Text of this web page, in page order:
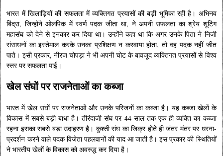
भारत में खिलाड़ियों की सफलता में व्यक्तिगत प्रयासों की बड़ी भूमिका रही है। अभिनव
बिंद्रा, जिन्होंने ओलंपिक में स्वर्ण पदक जीता था, ने अपनी सफलता का श्रेय शूटिंग
महासंघ को देने से इनकार कर दिया था। उन्होंने कहा था कि अगर उनके पिता ने निजी
संसाधनों का इस्तेमाल करके उनका प्रशिक्षण न करवाया होता, तो वह पदक नहीं जीत
पाते। इसी प्रकार, नीरज चोपड़ा ने भी अपनी चोट के बावजूद व्यक्तिगत प्रयासों से विश्व
स्तर पर सफलता पाई।
खेल संघों पर राजनेताओं का कब्जा
भारत में खेल संघों पर राजनेताओं और उनके परिजनों का कब्जा है। यह कब्जा खेलों के
विकास में सबसे बड़ी बाधा है। तीरंदाजी संघ पर 44 साल तक एक ही व्यक्ति का कब्जा
रहना इसका सबसे बड़ा उदाहरण है। कुश्ती संघ का जिक्र होते ही जंतर मंतर पर धरना-
प्रदर्शन करने वाले पदक विजेता पहलवानों की याद आ जाती है। इस प्रकार की स्थितियों
ने भारतीय खेलों के विकास को अवरुद्ध कर दिया है।